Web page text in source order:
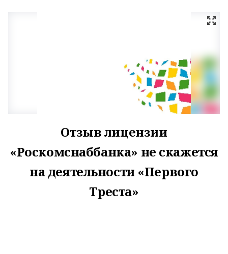
Отзыв лицензии
«Роскомснаббанка» не скажется
на деятельности «Первого
Треста»